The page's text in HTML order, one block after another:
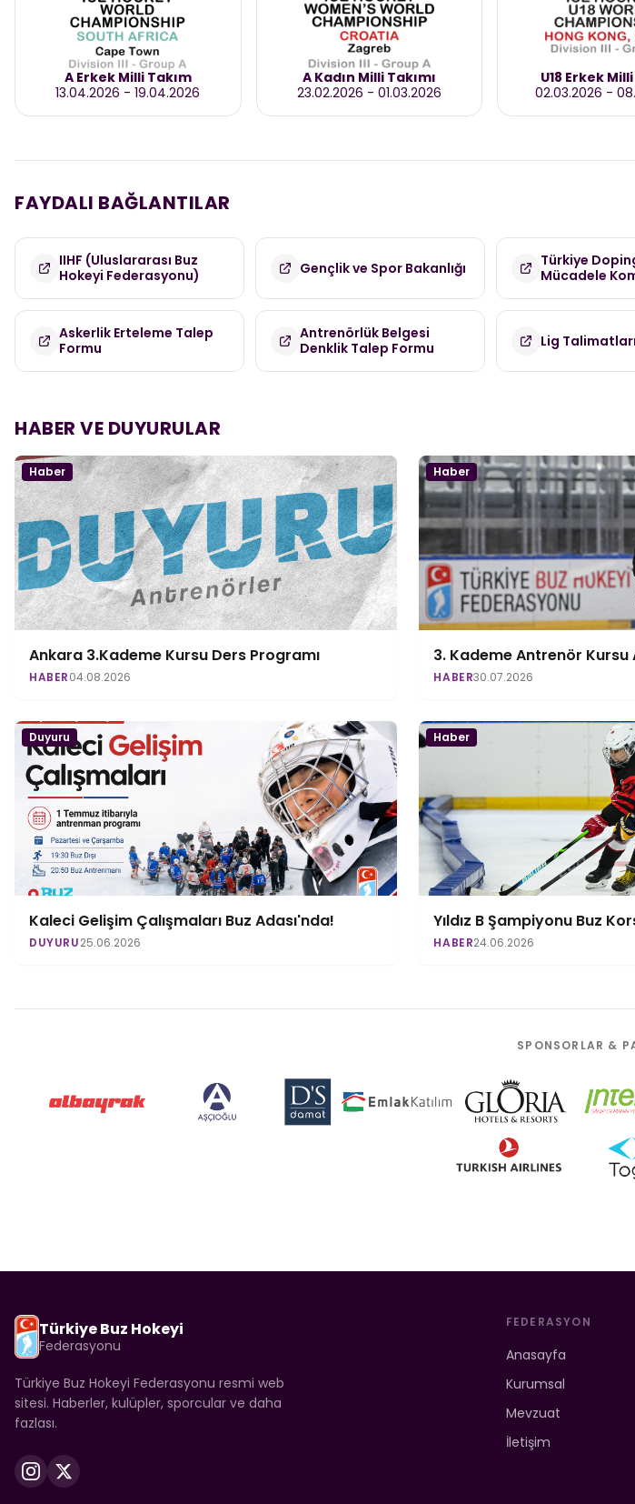
A Erkek Milli Takım
13.04.2026 -19.04.2026
A Kadın Milli Takımı
23.02.2026 - 01.03.2026
U18 Erkek
02.03.2026 -
FAYDALI BAĞLANTILAR
IIHF (Uluslararası Buz
Hokeyi Federasyonu)
Gençlik ve Spor Bakanlığı
Türkiye
Mücadele
Askerlik Erteleme Talep
Formu
Antrenörlük Belgesi
Denklik Talep Formu
Lig Talimatları
HABER VE DUYURULAR
Haber
Ankara 3.Kademe Kursu Ders Programı
HABER04.08.2026
Haber
3. Kademe Antrenör Kursu
HABER30.07.2026
Duyuru
Kaleci Gelişim Çalışmaları Buz Adası'nda!
DUYURU25.06.2026
Haber
Yıldız B Şampiyonu Buz
HABER24.06.2026
SPONSORLAR &
Türkiye Buz Hokeyi
Federasyonu
Türkiye Buz Hokeyi Federasyonu resmi web
sitesi. Haberler, kulüpler, sporcular ve daha
fazlası.
FEDERASYON
Anasayfa
Kurumsal
Mevzuat
İletişim